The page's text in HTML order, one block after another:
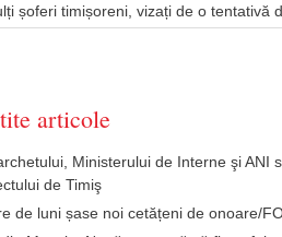
șoferi timișoreni, vizați de o tentativă
articole
Ministerului de Interne şi
de Timiş
de luni șase noi cetățeni de onoare/